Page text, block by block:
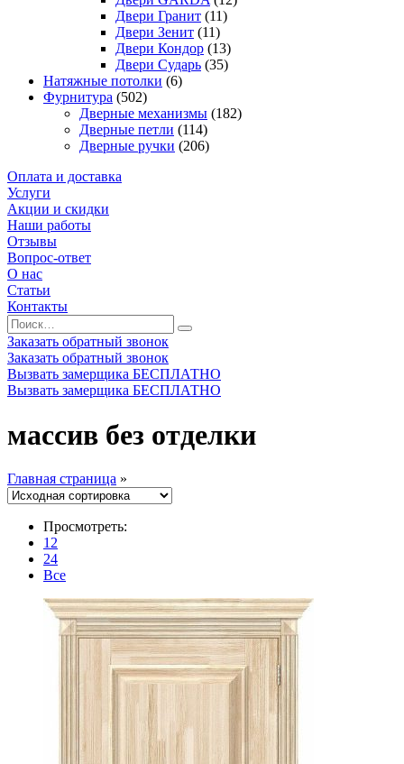
Двери Гранит (11)
Двери Зенит (11)
Двери Кондор (13)
Двери Сударь (35)
Натяжные потолки (6)
Фурнитура (502)
Дверные механизмы (182)
Дверные петли (114)
Дверные ручки (206)
Оплата и доставка
Услуги
Акции и скидки
Наши работы
Отзывы
Вопрос-ответ
О нас
Статьи
Контакты
Заказать обратный звонок
Заказать обратный звонок
Вызвать замерщика БЕСПЛАТНО
Вызвать замерщика БЕСПЛАТНО
массив без отделки
Главная страница »
Просмотреть:
12
24
Все